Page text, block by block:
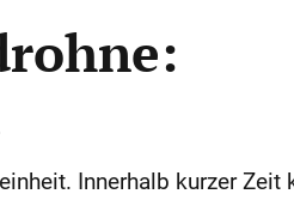
Innerhalb kurzer